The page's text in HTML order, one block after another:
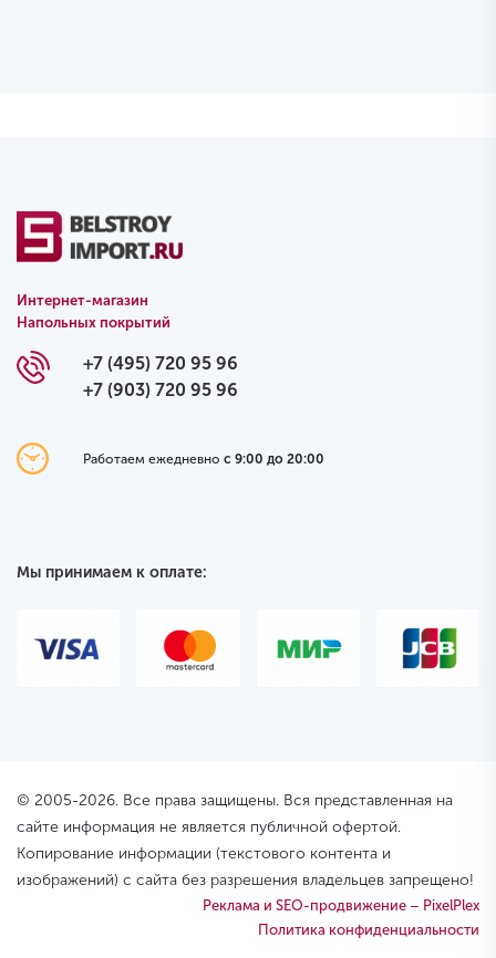
Интернет-магазин
Напольных покрытий
+7 (495) 720 95 96
+7 (903) 720 95 96
Работаем ежедневно с 9:00 до 20:00
Мы принимаем к оплате:
© 2005-2026. Все права защищены. Вся представленная на
сайте информация не является публичной офертой.
Копирование информации (текстового контента и
изображений) с сайта без разрешения владельцев запрещено!
Реклама и SEO-продвижение – PixelPlex
Политика конфиденциальности